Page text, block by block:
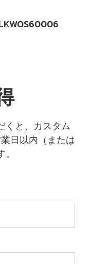
くと、カスタム
日以内（または